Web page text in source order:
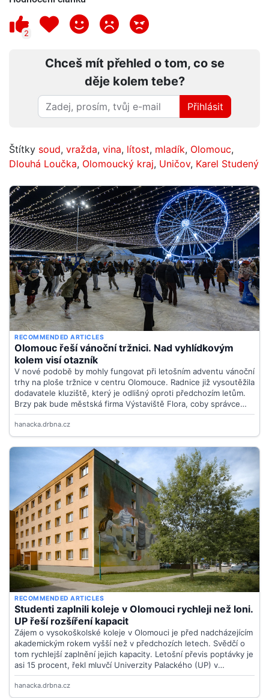
2
Chceš mít přehled o tom, co se
děje kolem tebe?
Přihlásit
Štítky soud, vražda, vina, lítost, mladík, Olomouc,
Dlouhá Loučka, Olomoucký kraj, Uničov, Karel Studený